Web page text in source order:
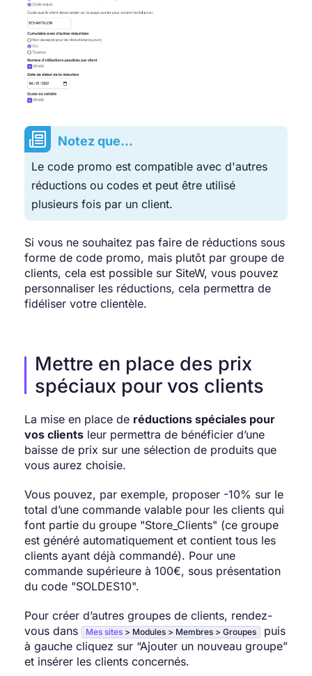
Notez que...
Le code promo est compatible avec d'autres
réductions ou codes et peut être utilisé
plusieurs fois par un client.
Si vous ne souhaitez pas faire de réductions sous
forme de code promo, mais plutôt par groupe de
clients, cela est possible sur SiteW, vous pouvez
personnaliser les réductions, cela permettra de
fidéliser votre clientèle.
Mettre en place des prix
spéciaux pour vos clients
La mise en place de réductions spéciales pour
vos clients leur permettra de bénéficier d’une
baisse de prix sur une sélection de produits que
vous aurez choisie.
Vous pouvez, par exemple, proposer -10% sur le
total d’une commande valable pour les clients qui
font partie du groupe "Store_Clients" (ce groupe
est généré automatiquement et contient tous les
clients ayant déjà commandé). Pour une
commande supérieure à 100€, sous présentation
du code "SOLDES10".
Pour créer d’autres groupes de clients, rendez-
vous dans
Mes sites > Modules > Membres > Groupes
puis
à gauche cliquez sur “Ajouter un nouveau groupe”
et insérer les clients concernés.